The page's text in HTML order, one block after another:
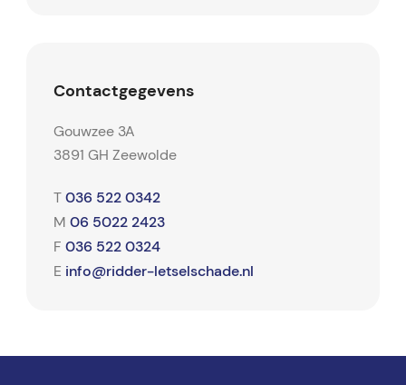
Contactgegevens
Gouwzee 3A
3891 GH Zeewolde
T 036 522 0342
M 06 5022 2423
F 036 522 0324
E info@ridder-letselschade.nl